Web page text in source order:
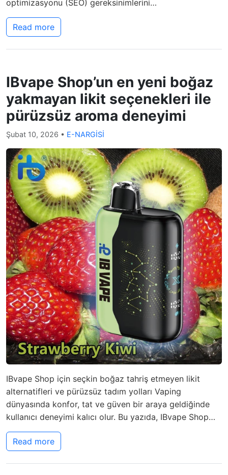
optimizasyonu (SEO) gereksinimlerini…
Read more
IBvape Shop’un en yeni boğaz
yakmayan likit seçenekleri ile
pürüzsüz aroma deneyimi
Şubat 10, 2026 • E-NARGİSİ
IBvape Shop için seçkin boğaz tahriş etmeyen likit
alternatifleri ve pürüzsüz tadım yolları Vaping
dünyasında konfor, tat ve güven bir araya geldiğinde
kullanıcı deneyimi kalıcı olur. Bu yazıda, IBvape Shop…
Read more